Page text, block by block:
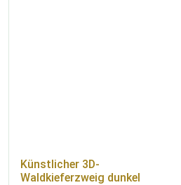
Künstlicher 3D-
Waldkieferzweig dunkel